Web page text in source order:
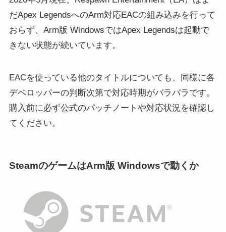
だApex LegendsへのArm対応EACの組み込みを行って
おらず、Arm版 WindowsではApex Legendsは起動で
きない状態が続いています。
EACを使っている他のタイトルについても、同様に各
デベロッパーの判断次第で対応時期がバラバラです。
購入前に必ず公式のパッチノートや対応状況を確認し
てください。
SteamのゲームはArm版 Windowsで動くか